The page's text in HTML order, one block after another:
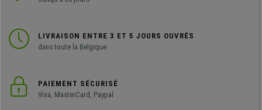
LIVRAISON ENTRE 3 ET 5 JOURS OUVRÉS
dans toute la Belgique
PAIEMENT SÉCURISÉ
Visa, MasterCard, Paypal